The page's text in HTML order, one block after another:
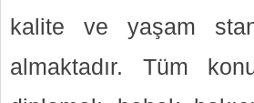
kalite ve yaşam
almaktadır. Tüm